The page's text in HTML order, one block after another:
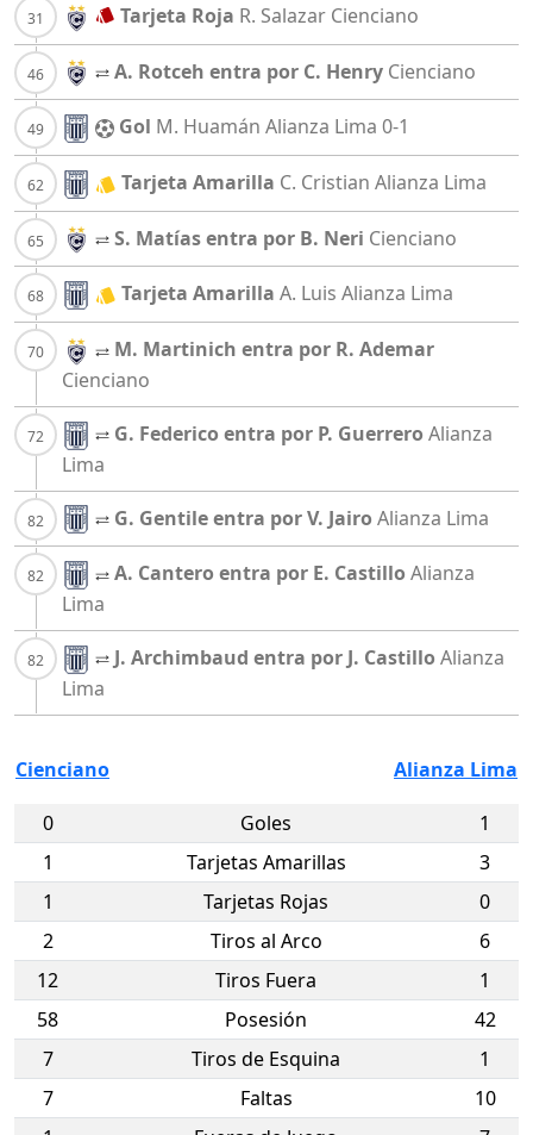
Tarjeta Roja R. Salazar Cienciano
A. Rotceh entra por C. Henry Cienciano
Gol M. Huamán Alianza Lima 0-1
Tarjeta Amarilla C. Cristian Alianza Lima
S. Matías entra por B. Neri Cienciano
Tarjeta Amarilla A. Luis Alianza Lima
M. Martinich entra por R. Ademar
Cienciano
G. Federico entra por P. Guerrero Alianza
Lima
G. Gentile entra por V. Jairo Alianza Lima
A. Cantero entra por E. Castillo Alianza
Lima
J. Archimbaud entra por J. Castillo Alianza
Lima
Cienciano Alianza Lima
0 Goles
1
1
Tarjetas Amarillas
3
1
Tarjetas Rojas
0
2
Tiros al Arco
6
12
Tiros Fuera
1
58
Posesión
42
7
Tiros de Esquina
1
7
Faltas
10